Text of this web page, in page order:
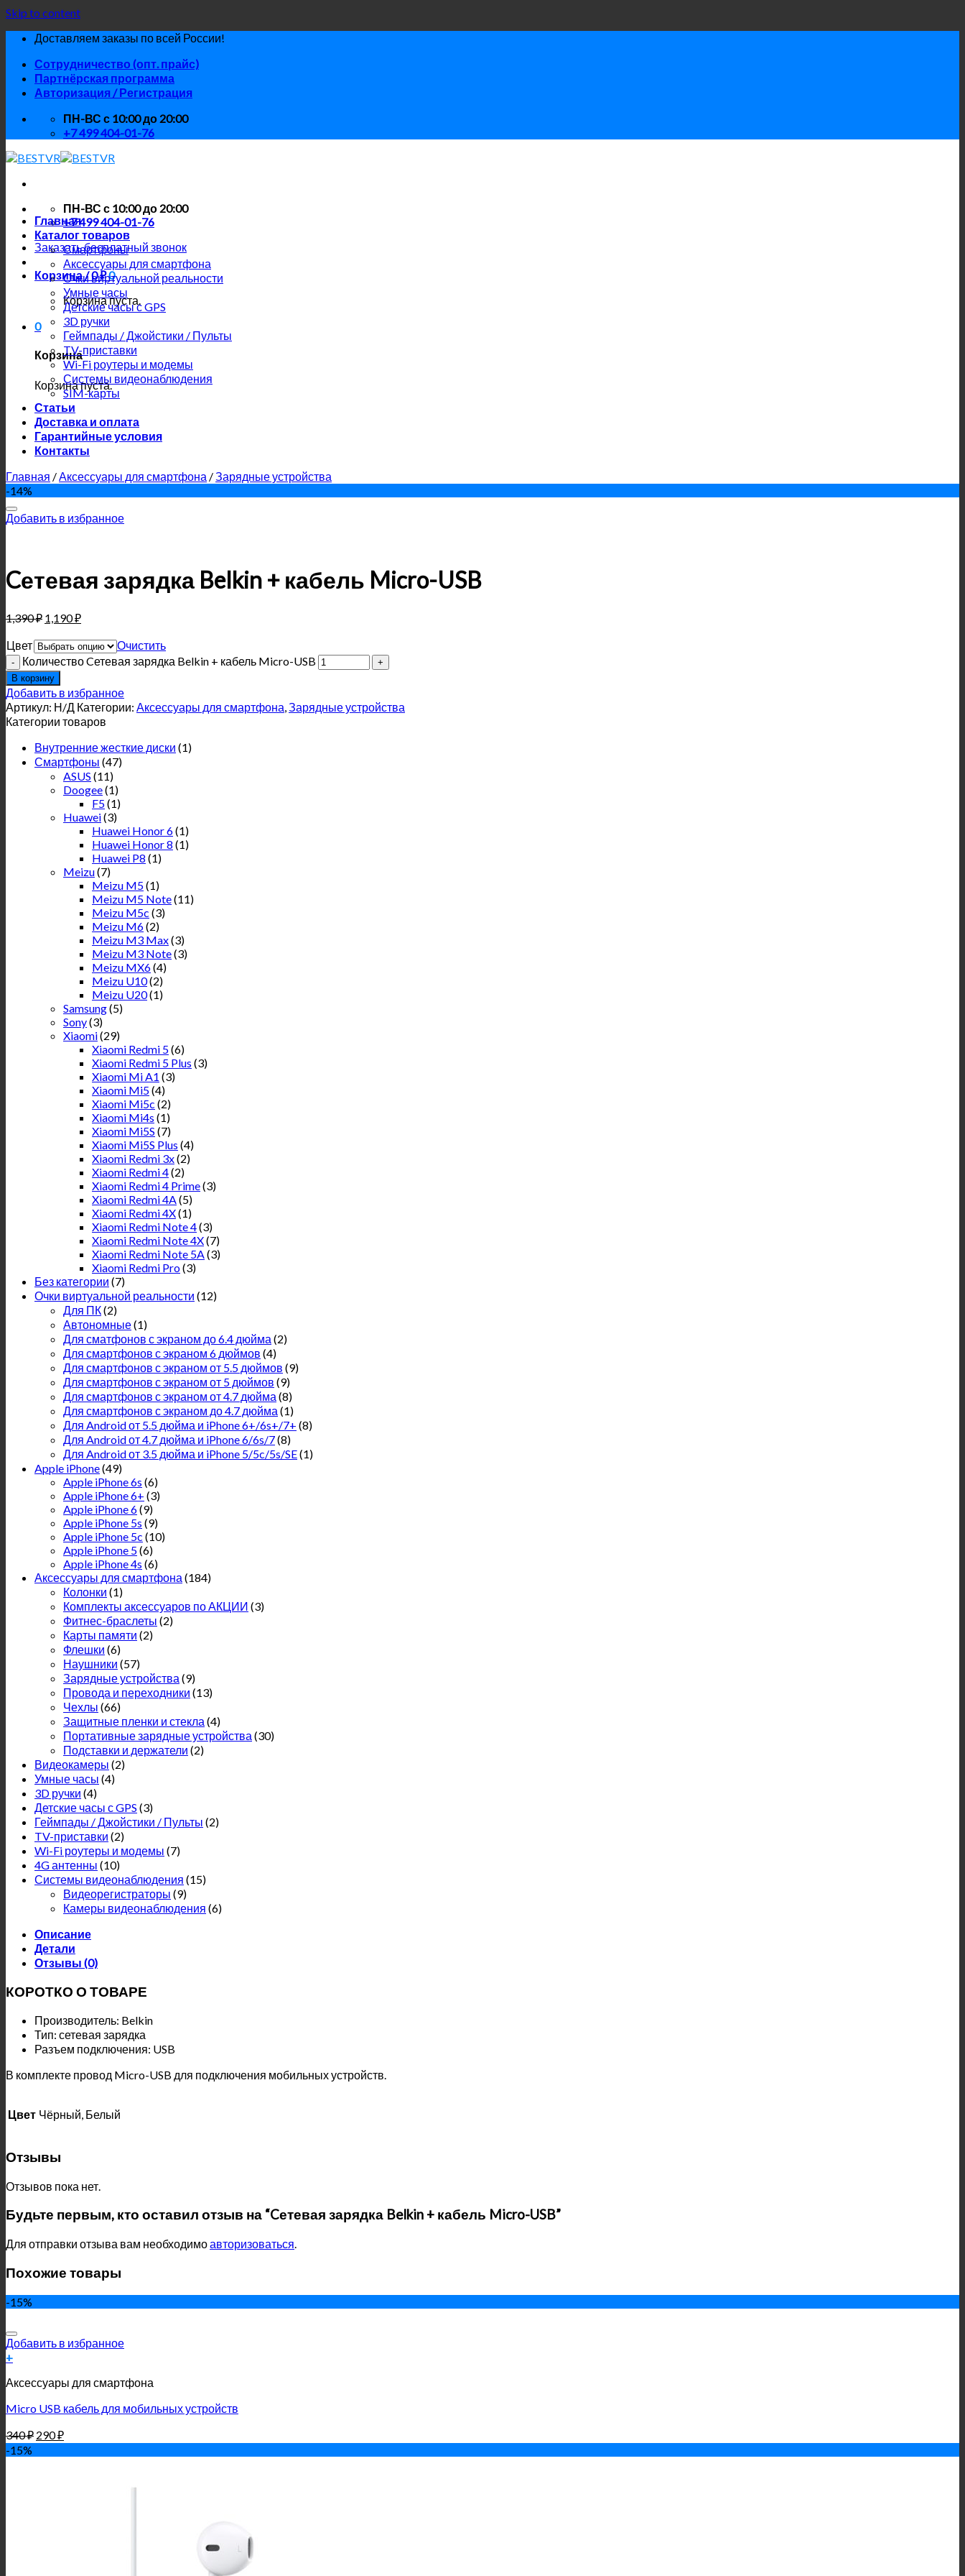
Skip to content
Доставляем заказы по всей России!
Сотрудничество (опт. прайс)
Партнёрская программа
Авторизация / Регистрация
ПН-ВС с 10:00 до 20:00
+7 499 404-01-76
ПН-ВС с 10:00 до 20:00
+7 499 404-01-76
Заказать бесплатный звонок
Корзина /0₽0
Корзина пуста.
0
Корзина
Корзина пуста.
Главная
Каталог товаров
Смартфоны
Аксессуары для смартфона
Очки виртуальной реальности
Умные часы
Детские часы с GPS
3D ручки
Геймпады / Джойстики / Пульты
TV-приставки
Wi-Fi роутеры и модемы
Системы видеонаблюдения
SIM-карты
Статьи
Доставка и оплата
Гарантийные условия
Контакты
Главная /Аксессуары для смартфона /Зарядные устройства
-14%
Добавить в избранное
Cетевая зарядка Belkin + кабель Micro-USB
1,390₽ 1,190₽
Цвет
Очистить
Количество Cетевая зарядка Belkin + кабель Micro-USB
В корзину
Добавить в избранное
Артикул: Н/Д Категории: Аксессуары для смартфона,Зарядные устройства
Категории товаров
Внутренние жесткие диски (1)
Смартфоны (47)
ASUS (11)
Doogee(1)
F5(1)
Huawei(3)
Huawei Honor 6(1)
Huawei Honor 8 (1)
Huawei P8 (1)
Meizu(7)
Meizu M5(1)
Meizu M5 Note(11)
Meizu M5c (3)
Meizu M6(2)
Meizu M3 Max(3)
Meizu M3 Note(3)
Meizu MX6(4)
Meizu U10(2)
Meizu U20(1)
Samsung(5)
Sony(3)
Xiaomi(29)
Xiaomi Redmi 5(6)
Xiaomi Redmi 5 Plus (3)
Xiaomi Mi A1 (3)
Xiaomi Mi5(4)
Xiaomi Mi5c (2)
Xiaomi Mi4s (1)
Xiaomi Mi5S (7)
Xiaomi Mi5S Plus (4)
Xiaomi Redmi 3x(2)
Xiaomi Redmi 4(2)
Xiaomi Redmi 4 Prime(3)
Xiaomi Redmi 4A(5)
Xiaomi Redmi 4X(1)
Xiaomi Redmi Note 4(3)
Xiaomi Redmi Note 4X(7)
Xiaomi Redmi Note 5A(3)
Xiaomi Redmi Pro(3)
Без категории (7)
Очки виртуальной реальности (12)
Для ПК(2)
Автономные(1)
Для сматфонов с экраном до 6.4 дюйма (2)
Для смартфонов с экраном 6 дюймов (4)
Для смартфонов с экраном от 5.5 дюймов (9)
Для смартфонов с экраном от 5 дюймов (9)
Для смартфонов с экраном от 4.7 дюйма (8)
Для смартфонов с экраном до 4.7 дюйма (1)
Для Android от 5.5 дюйма и iPhone 6+/6s+/7+ (8)
Для Android от 4.7 дюйма и iPhone 6/6s/7(8)
Для Android от 3.5 дюйма и iPhone 5/5c/5s/SE(1)
Apple iPhone(49)
Apple iPhone 6s (6)
Apple iPhone 6+ (3)
Apple iPhone 6(9)
Apple iPhone 5s (9)
Apple iPhone 5c (10)
Apple iPhone 5(6)
Apple iPhone 4s (6)
Аксессуары для смартфона (184)
Колонки (1)
Комплекты аксессуаров по АКЦИИ (3)
Фитнес-браслеты (2)
Карты памяти (2)
Флешки (6)
Наушники (57)
Зарядные устройства (9)
Провода и переходники (13)
Чехлы (66)
Защитные пленки и стекла (4)
Портативные зарядные устройства (30)
Подставки и держатели (2)
Видеокамеры (2)
Умные часы (4)
3D ручки (4)
Детские часы с GPS (3)
Геймпады / Джойстики / Пульты (2)
TV-приставки (2)
Wi-Fi роутеры и модемы (7)
4G антенны (10)
Системы видеонаблюдения (15)
Видеорегистраторы (9)
Камеры видеонаблюдения (6)
Описание
Детали
Отзывы (0)
КОРОТКО О ТОВАРЕ
Производитель: Belkin
Тип: сетевая зарядка
Разъем подключения: USB
В комплекте провод Micro-USB для подключения мобильных устройств.
Цвет Чёрный, Белый
Отзывы
Отзывов пока нет.
Будьте первым, кто оставил отзыв на “Cетевая зарядка Belkin + кабель Micro-USB”
Для отправки отзыва вам необходимоавторизоваться.
Похожие товары
-15%
Добавить в избранное
+
Аксессуары для смартфона
Micro USB кабель для мобильных устройств
340₽ 290₽
-15%